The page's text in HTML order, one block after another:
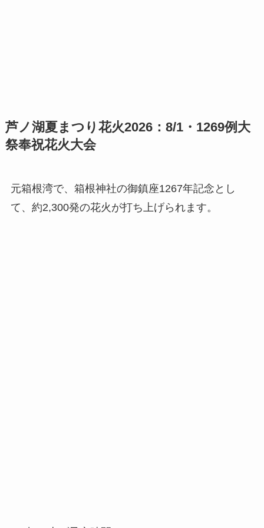
芦ノ湖夏まつり花火2026：8/1・1269例大
祭奉祝花火大会
元箱根湾で、箱根神社の御鎮座1267年記念とし
て、約2,300発の花火が打ち上げられます。